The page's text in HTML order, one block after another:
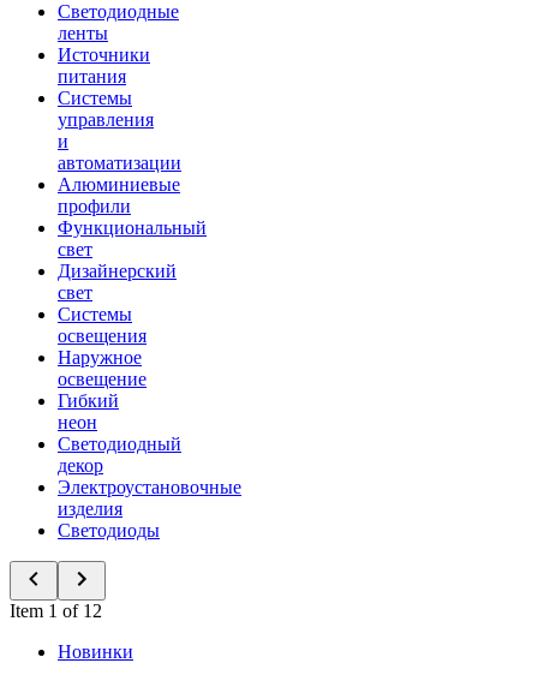
Светодиодные
ленты
Источники
питания
Системы
управления
и
автоматизации
Алюминиевые
профили
Функциональный
свет
Дизайнерский
свет
Системы
освещения
Наружное
освещение
Гибкий
неон
Светодиодный
декор
Электроустановочные
изделия
Светодиоды
Item 1 of 12
Новинки